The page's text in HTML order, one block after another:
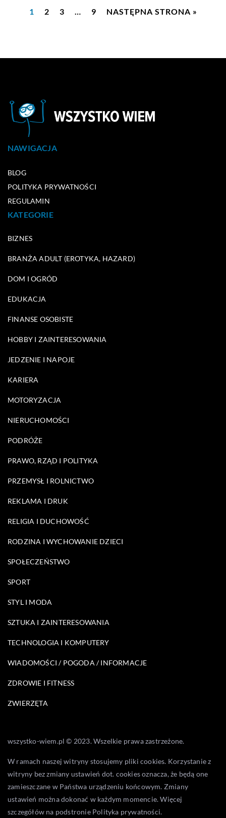
1 2 3 … 9 NASTĘPNA STRONA »
NAWIGACJA
BLOG
POLITYKA PRYWATNOŚCI
REGULAMIN
KATEGORIE
BIZNES
BRANŻA ADULT (EROTYKA, HAZARD)
DOM I OGRÓD
EDUKACJA
FINANSE OSOBISTE
HOBBY I ZAINTERESOWANIA
JEDZENIE I NAPOJE
KARIERA
MOTORYZACJA
NIERUCHOMOŚCI
PODRÓŻE
PRAWO, RZĄD I POLITYKA
PRZEMYSŁ I ROLNICTWO
REKLAMA I DRUK
RELIGIA I DUCHOWOŚĆ
RODZINA I WYCHOWANIE DZIECI
SPOŁECZEŃSTWO
SPORT
STYL I MODA
SZTUKA I ZAINTERESOWANIA
TECHNOLOGIA I KOMPUTERY
WIADOMOŚCI / POGODA / INFORMACJE
ZDROWIE I FITNESS
ZWIERZĘTA
wszystko-wiem.pl © 2023. Wszelkie prawa zastrzeżone.
W ramach naszej witryny stosujemy pliki cookies. Korzystanie z
witryny bez zmiany ustawień dot. cookies oznacza, że będą one
zamieszczane w Państwa urządzeniu końcowym. Zmiany
ustawień można dokonać w każdym momencie. Więcej
szczegółów na podstronie Polityka prywatności.